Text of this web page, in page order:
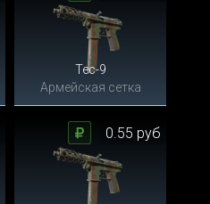
Tec-9
Армейская сетка
0.55 руб